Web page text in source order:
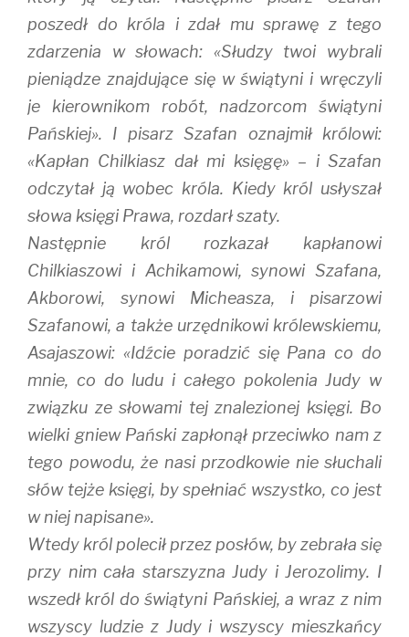
poszedł do króla i zdał mu sprawę z tego
zdarzenia w słowach: «Słudzy twoi wybrali
pieniądze znajdujące się w świątyni i wręczyli
je kierownikom robót, nadzorcom świątyni
Pańskiej». I pisarz Szafan oznajmił królowi:
«Kapłan Chilkiasz dał mi księgę» – i Szafan
odczytał ją wobec króla. Kiedy król usłyszał
słowa księgi Prawa, rozdarł szaty.
Następnie król rozkazał kapłanowi
Chilkiaszowi i Achikamowi, synowi Szafana,
Akborowi, synowi Micheasza, i pisarzowi
Szafanowi, a także urzędnikowi królewskiemu,
Asajaszowi: «Idźcie poradzić się Pana co do
mnie, co do ludu i całego pokolenia Judy w
związku ze słowami tej znalezionej księgi. Bo
wielki gniew Pański zapłonął przeciwko nam z
tego powodu, że nasi przodkowie nie słuchali
słów tejże księgi, by spełniać wszystko, co jest
w niej napisane».
Wtedy król polecił przez posłów, by zebrała się
przy nim cała starszyzna Judy i Jerozolimy. I
wszedł król do świątyni Pańskiej, a wraz z nim
wszyscy ludzie z Judy i wszyscy mieszkańcy